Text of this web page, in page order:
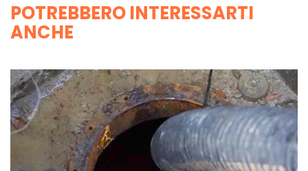
POTREBBERO INTERESSARTI
ANCHE